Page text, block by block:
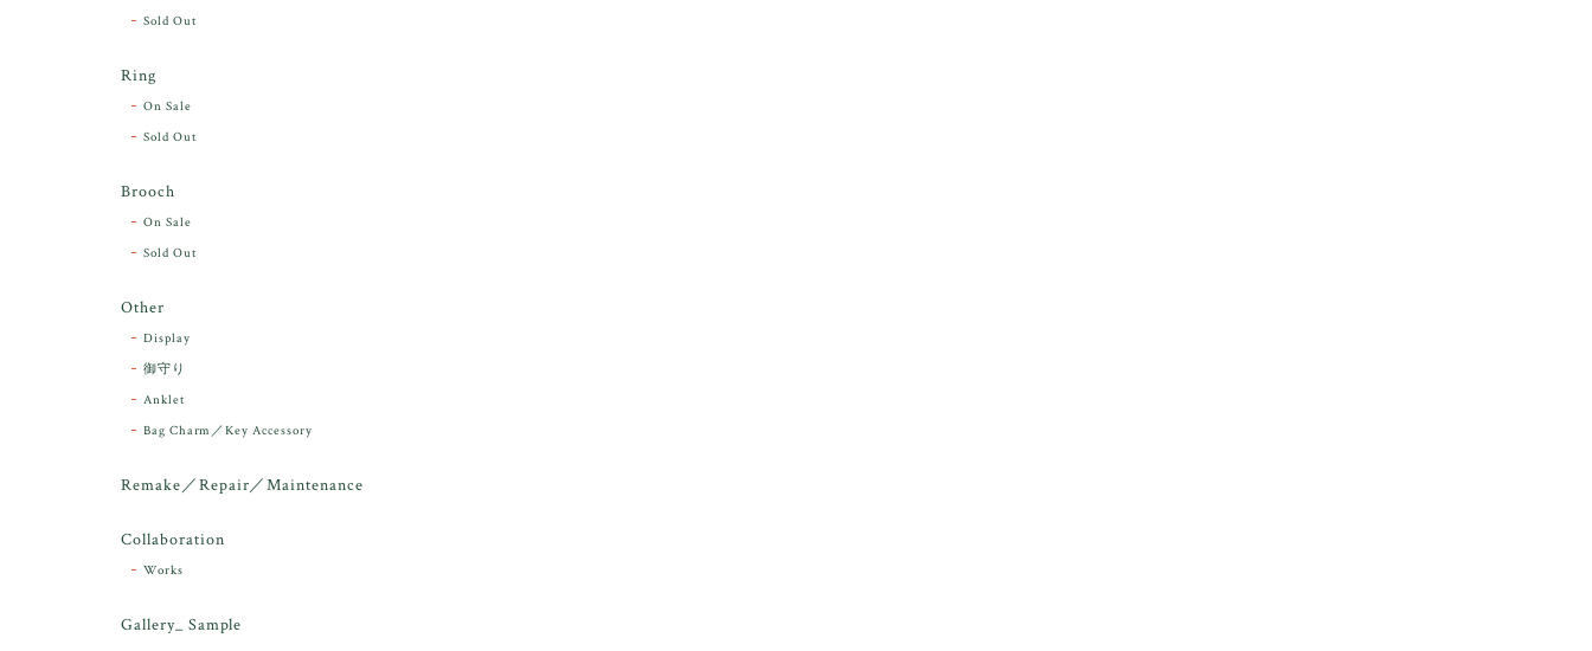
Sold Out
Ring
On Sale
Sold Out
Brooch
On Sale
Sold Out
Other
Display
御守り
Anklet
Bag Charm／Key Accessory
Remake／Repair／Maintenance
Collaboration
Works
Gallery_ Sample